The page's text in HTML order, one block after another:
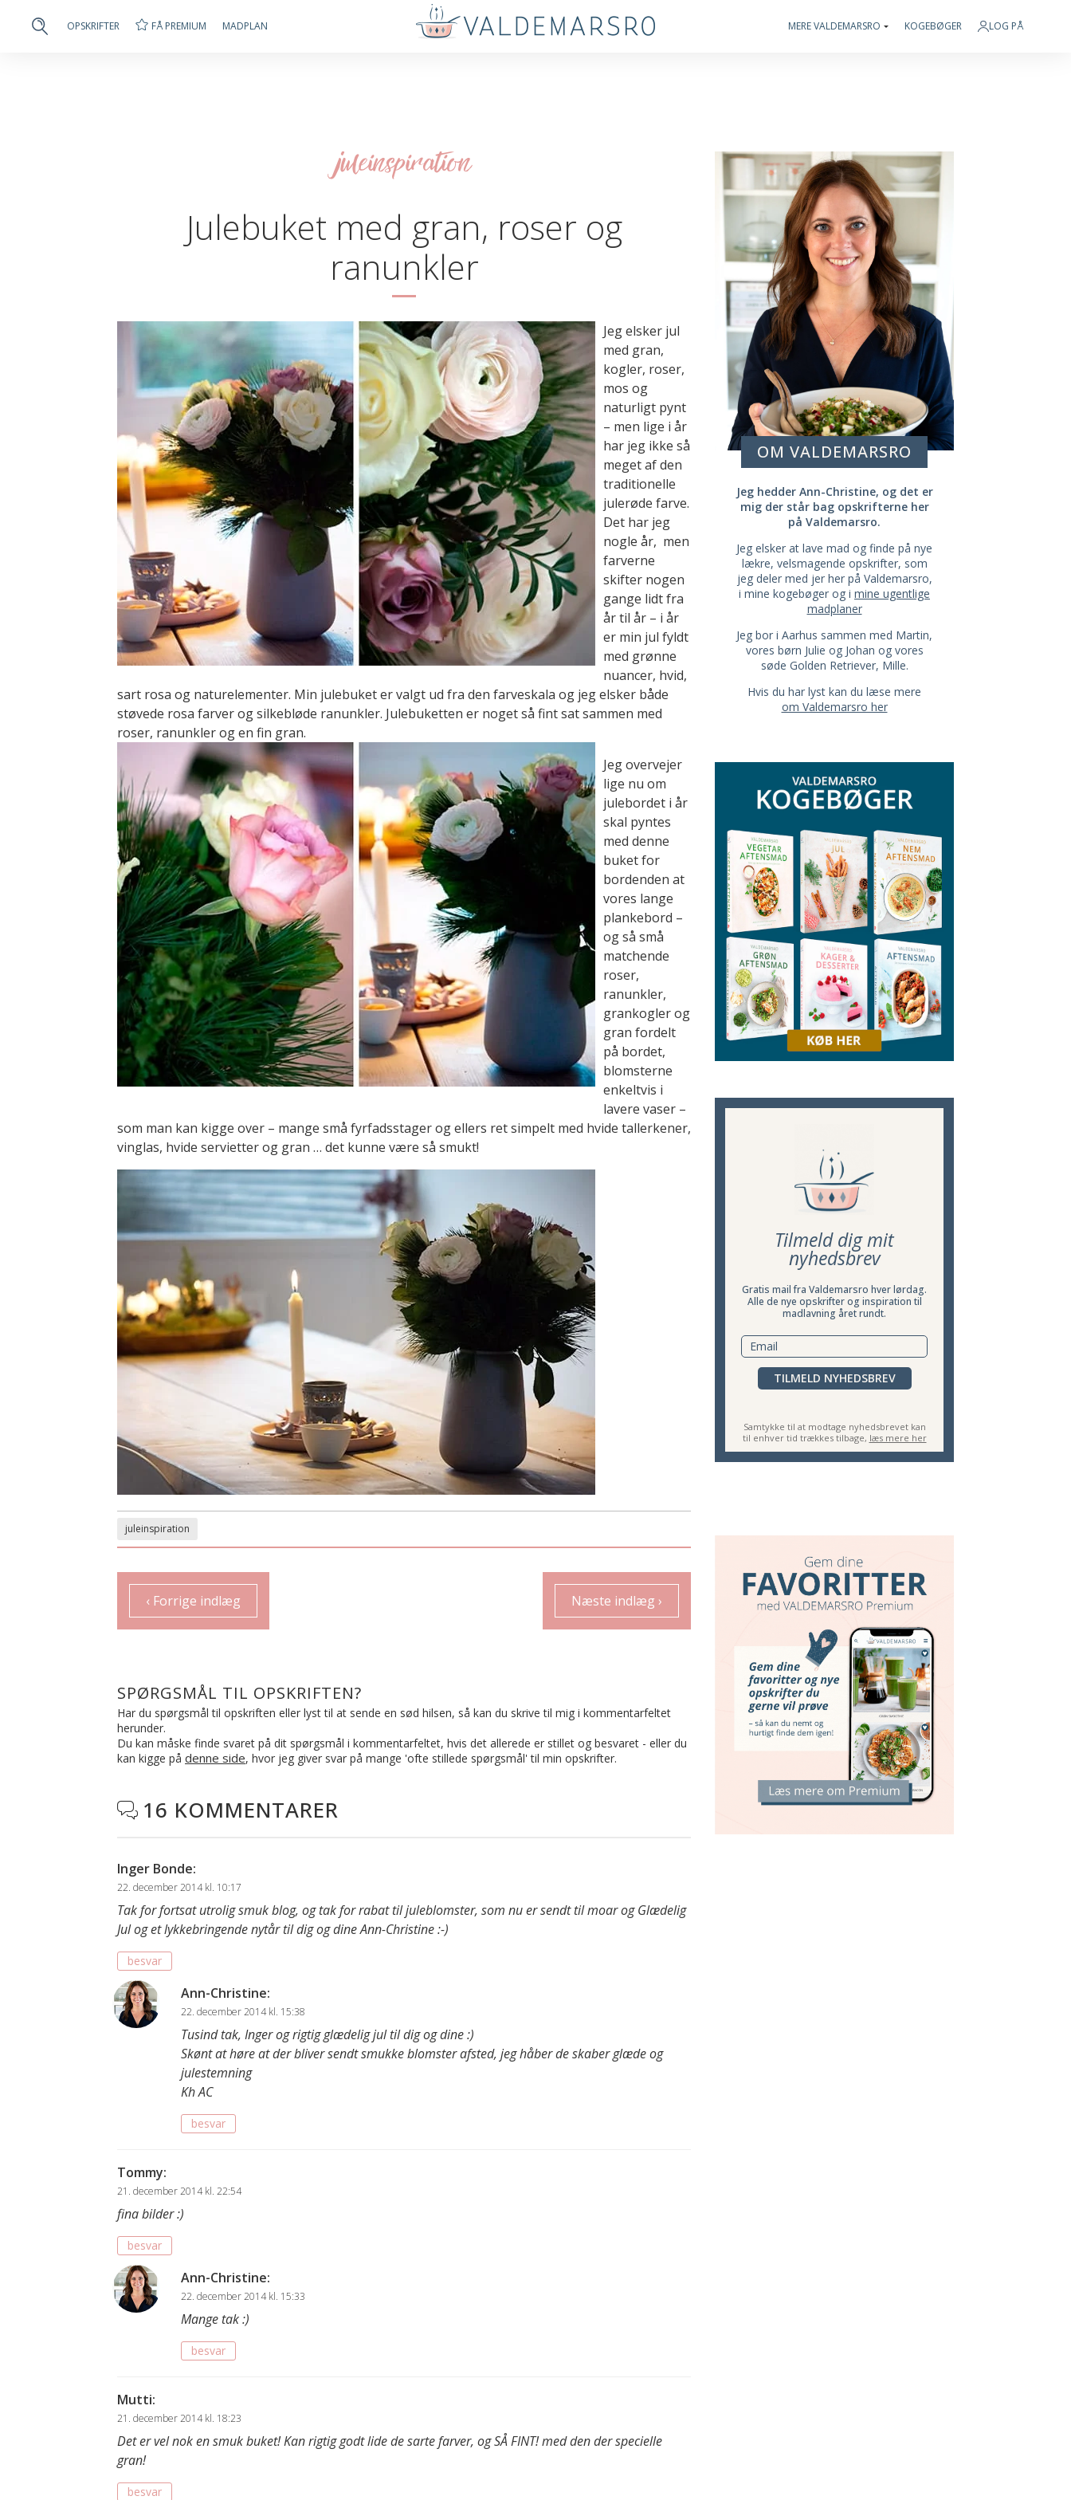
OPSKRIFTER FÅ PREMIUM MADPLAN MERE VALDEMARSRO KOGEBØGER LOG PÅ
juleinspiration
Julebuket med gran, roser og
ranunkler
Jeg elsker jul
med gran,
kogler, roser,
mos og
naturligt pynt
– men lige i år
har jeg ikke så
meget af den
traditionelle
julerøde farve.
Det har jeg
nogle år, men
farverne
skifter nogen
gange lidt fra
år til år – i år
er min jul fyldt
med grønne
nuancer, hvid,
sart rosa og naturelementer. Min julebuket er valgt ud fra den farveskala og jeg elsker både
støvede rosa farver og silkebløde ranunkler. Julebuketten er noget så fint sat sammen med
roser, ranunkler og en fin gran.
Jeg overvejer
lige nu om
julebordet i år
skal pyntes
med denne
buket for
bordenden at
vores lange
plankebord –
og så små
matchende
roser,
ranunkler,
grankogler og
gran fordelt
på bordet,
blomsterne
enkeltvis i
lavere vaser –
som man kan kigge over – mange små fyrfadsstager og ellers ret simpelt med hvide tallerkener,
vinglas, hvide servietter og gran … det kunne være så smukt!
juleinspiration
‹ Forrige indlæg Næste indlæg ›
SPØRGSMÅL TIL OPSKRIFTEN?
Har du spørgsmål til opskriften eller lyst til at sende en sød hilsen, så kan du skrive til mig i kommentarfeltet
herunder.
Du kan måske finde svaret på dit spørgsmål i kommentarfeltet, hvis det allerede er stillet og besvaret - eller du
kan kigge på denne side, hvor jeg giver svar på mange 'ofte stillede spørgsmål' til min opskrifter.
 16 KOMMENTARER
Inger Bonde:
22. december 2014 kl. 10:17
Tak for fortsat utrolig smuk blog, og tak for rabat til juleblomster, som nu er sendt til moar og Glædelig
Jul og et lykkebringende nytår til dig og dine Ann-Christine :-)
besvar
Ann-Christine:
22. december 2014 kl. 15:38
Tusind tak, Inger og rigtig glædelig jul til dig og dine :)
Skønt at høre at der bliver sendt smukke blomster afsted, jeg håber de skaber glæde og
julestemning
Kh AC
besvar
Tommy:
21. december 2014 kl. 22:54
fina bilder :)
besvar
Ann-Christine:
22. december 2014 kl. 15:33
Mange tak :)
besvar
Mutti:
21. december 2014 kl. 18:23
Det er vel nok en smuk buket! Kan rigtig godt lide de sarte farver, og SÅ FINT! med den der specielle
gran!
besvar
OM VALDEMARSRO
Jeg hedder Ann-Christine, og det er
mig der står bag opskrifterne her
på Valdemarsro.
Jeg elsker at lave mad og finde på nye
lækre, velsmagende opskrifter, som
jeg deler med jer her på Valdemarsro,
i mine kogebøger og i mine ugentlige
madplaner
Jeg bor i Aarhus sammen med Martin,
vores børn Julie og Johan og vores
søde Golden Retriever, Mille.
Hvis du har lyst kan du læse mere
om Valdemarsro her
Tilmeld dig mit
nyhedsbrev
Gratis mail fra Valdemarsro hver lørdag.
Alle de nye opskrifter og inspiration til
madlavning året rundt.
TILMELD NYHEDSBREV
Samtykke til at modtage nyhedsbrevet kan
til enhver tid trækkes tilbage, læs mere her